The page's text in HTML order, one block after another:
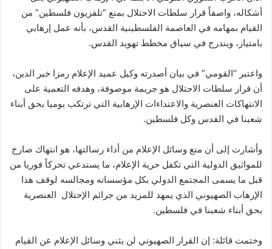
أشكاله، واصفاً قرار سلطات الاحتلال بمنع “تلفزيون فلسطين” من
القيام بمهامه في العاصمة الفلسطينية القدس، بأنه عمل إرهابي
بامتياز، ويندرج في سياق مخطط تهويد القدس.
واعتبر “القومي” في بيان أصدرته وكيل عميد الإعلام رمزا خير الدين،
أن قرار سلطات الاحتلال هو جريمة موصوفة، وهدفه التعمية على
الانتهاكات العنصرية والاعتداءات الإرهابية التي ترتكب يوميا بحق أبناء
شعبنا في القدس وكل فلسطين.
وأشارت إلى أن منع وسائل الإعلام من أداء رسالتها، هو انتهاك صارخ
للمواثيق الدولية التي تكفل حرية الإعلام، ما يستدعي تحركاً فوريا من
قبل ما يسمى المجتمع الدولي بكل مؤسساته ومجالسه لوقف هذا
الإرهاب الصهيوني الذي يمهد للمزيد من جرائم الإحتلال العنصرية
بحق أبناء شعبنا في فلسطين.
وختمت قائلة: إن القرار الصهيوني لن يثني وسائل الإعلام عن القيام